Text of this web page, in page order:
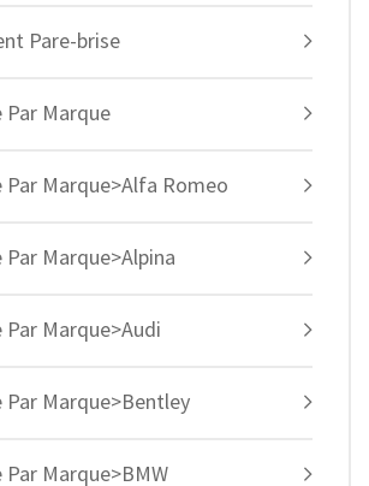
Pare-brise
Marque
Marque>Alfa Romeo
Marque>Alpina
Marque>Audi
Marque>Bentley
Marque>BMW